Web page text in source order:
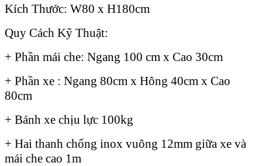
Kích Thước: W80 x H180cm
Quy Cách Kỹ Thuật:
+ Phần mái che: Ngang 100 cm x Cao 30cm
+ Phần xe : Ngang 80cm x Hông 40cm x Cao
80cm
+ Bánh xe chịu lực 100kg
+ Hai thanh chống inox vuông 12mm giữa xe và
mái che cao 1m